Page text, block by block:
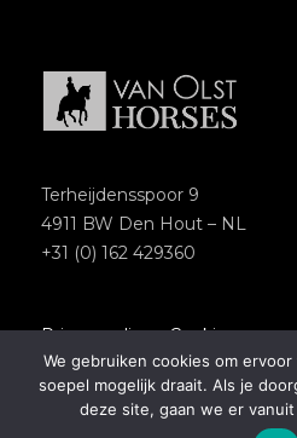
Terheijdensspoor 9
4911 BW Den Hout – NL
+31 (0) 162 429360
Privacypolicy–Cookies
Copyright 2018 – Van Olst
Website byNewmore
We gebruiken cookies om
soepel mogelijk draait. Als je
deze site, gaan we er